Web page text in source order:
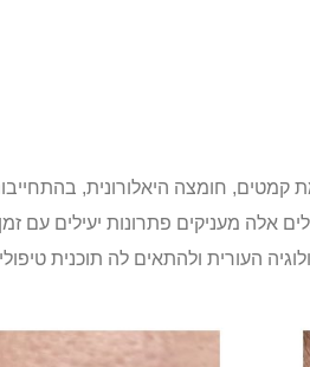
קמטים, חומצה היאלורונית,
אלה מעניקים פתרונות יעילים עם
העורית ולהתאים לה תוכנית